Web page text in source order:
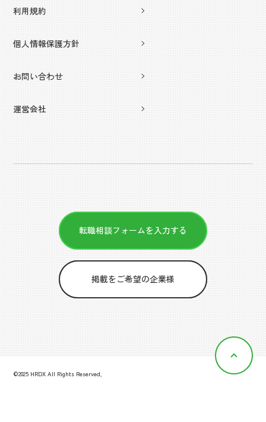
利用規約
個人情報保護方針
お問い合わせ
運営会社
転職相談フォームを入力する
掲載をご希望の企業様
©2025 HRDX All Rights Reserved,